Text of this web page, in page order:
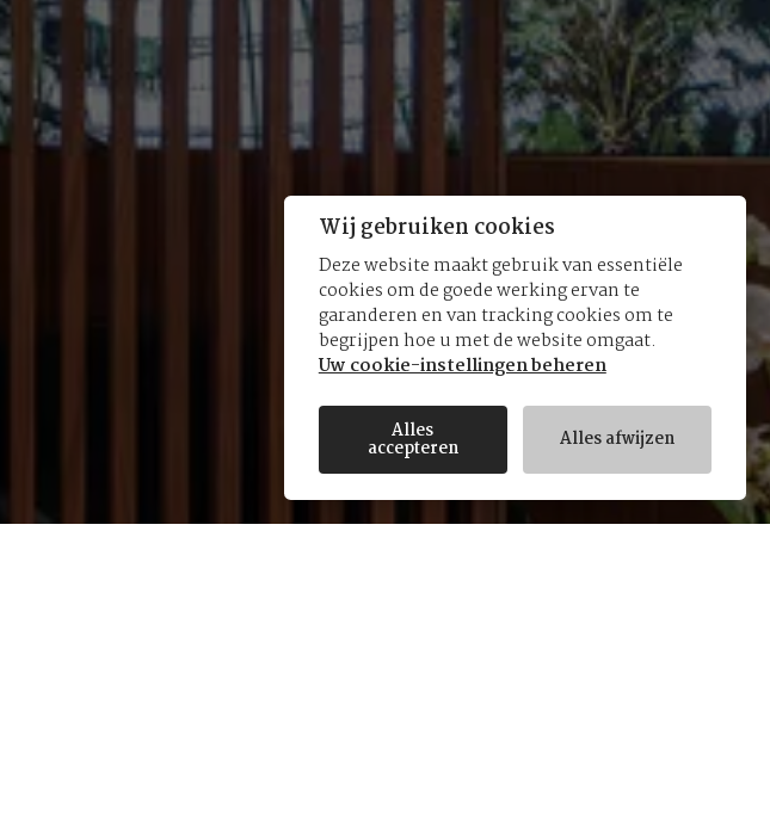
Wij gebruiken cookies
Deze website maakt gebruik van essentiële
cookies om de goede werking ervan te
garanderen en van tracking cookies om te
begrijpen hoe u met de website omgaat.
Uw cookie-instellingen beheren
Alles
accepteren Alles afwijzen